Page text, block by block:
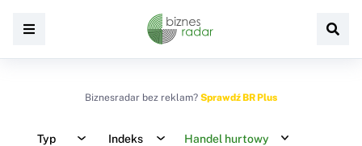
Biznesradar bez reklam? Sprawdź BR Plus
Typ Indeks Handel hurtowy